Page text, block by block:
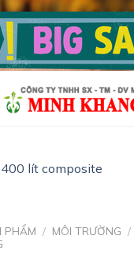
PHẨM / MÔI TRƯỜNG /